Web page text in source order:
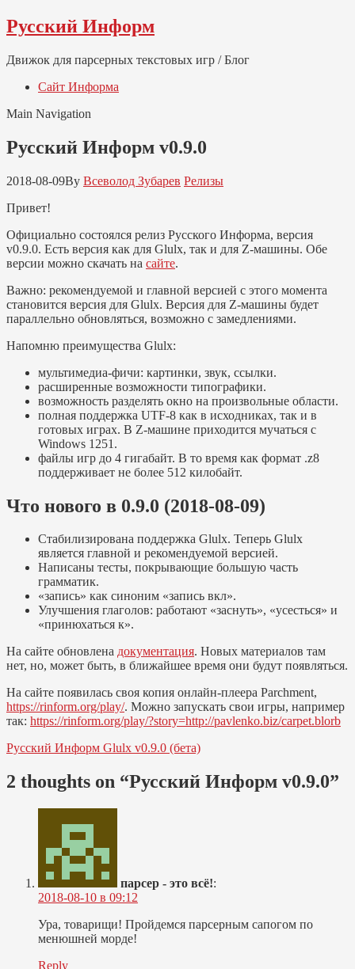
Skip
to
Skip
to
Русский Информ
Движок для парсерных текстовых игр / Блог
Сайт Информа
Main Navigation
Русский Информ v0.9.0
2018-08-09By Всеволод Зубарев Релизы
Привет!
Официально состоялся релиз Русского Информа, версия
v0.9.0. Есть версия как для Glulx, так и для Z-машины. Обе
версии можно скачать на сайте.
Важно: рекомендуемой и главной версией с этого момента
становится версия для Glulx. Версия для Z-машины будет
параллельно обновляться, возможно с замедлениями.
Напомню преимущества Glulx:
мультимедиа-фичи: картинки, звук, ссылки.
расширенные возможности типографики.
возможность разделять окно на произвольные области.
полная поддержка UTF-8 как в исходниках, так и в
готовых играх. В Z-машине приходится мучаться с
Windows 1251.
файлы игр до 4 гигабайт. В то время как формат .z8
поддерживает не более 512 килобайт.
Что нового в 0.9.0 (2018-08-09)
Стабилизирована поддержка Glulx. Теперь Glulx
является главной и рекомендуемой версией.
Написаны тесты, покрывающие большую часть
грамматик.
«запись» как синоним «запись вкл».
Улучшения глаголов: работают «заснуть», «усесться» и
«принюхаться к».
На сайте обновлена документация. Новых материалов там
нет, но, может быть, в ближайшее время они будут появляться.
На сайте появилась своя копия онлайн-плеера Parchment,
https://rinform.org/play/. Можно запускать свои игры, например
так: https://rinform.org/play/?story=http://pavlenko.biz/carpet.blorb
Навигация
по
записям
Русский Информ Glulx v0.9.0 (бета)
2 thoughts on “Русский Информ v0.9.0”
парсер - это всё!:
2018-08-10 в 09:12
Ура, товарищи! Пройдемся парсерным сапогом по
менюшней морде!
Reply